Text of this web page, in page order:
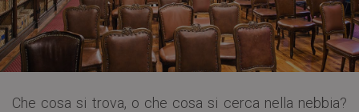
Che cosa si trova, o che cosa si cerca nella nebbia?